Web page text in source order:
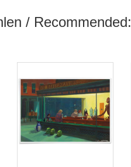
/ Recommended: